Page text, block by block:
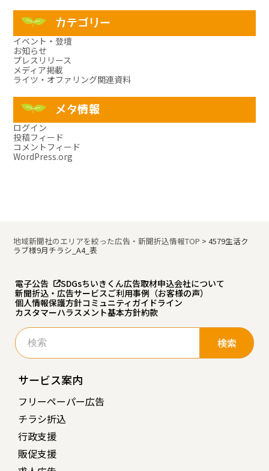
カテゴリー
イベント・登壇
お知らせ
プレスリリース
メディア掲載
ライツ・オファリング関連資料
メタ情報
ログイン
投稿フィード
コメントフィード
WordPress.org
地域新聞社のエリアを絞った広告・新聞折込情報TOP >4579生活ク
ラブ様9月チラシ_A4_表
電子公告 SDGsちいきくん広告取材申込会社について
新聞折込・広告サービスご利用事例（お客様の声）
個人情報保護方針コミュニティガイドライン
カスタマーハラスメント基本方針約款
検
索:
サービス案内
フリーペーパー広告
チラシ折込
行政支援
販促支援